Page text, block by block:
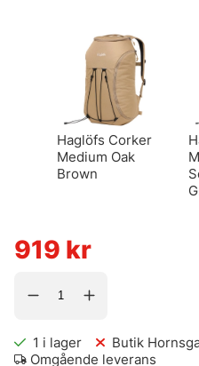
Haglöfs Corker
Medium Oak
Brown
919 kr
1 i lager
Butik
Omgående leverans